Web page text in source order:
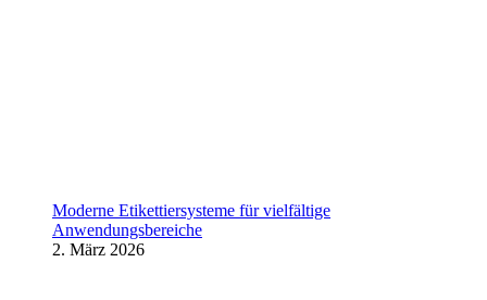
Moderne Etikettiersysteme für vielfältige
Anwendungsbereiche
2. März 2026